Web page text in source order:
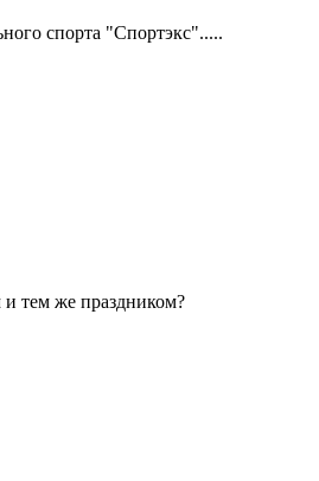
спорта "Спортэкс".....
тем же праздником?